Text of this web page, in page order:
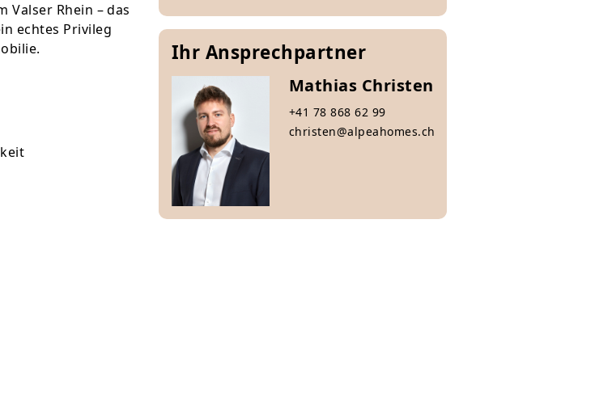
Valser Rhein – das
echtes Privileg
Ihr Ansprechpartner
Mathias Christen
+41 78 868 62 99
christen@alpeahomes.ch